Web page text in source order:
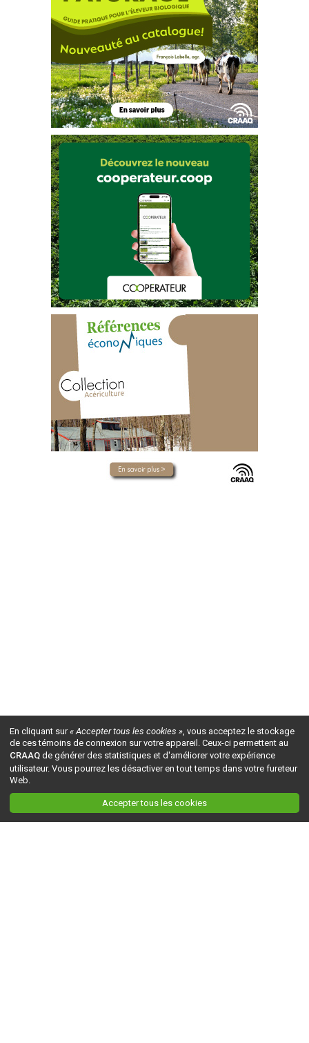
En cliquant sur« Accepter tous les cookies », vous acceptez le stockage
de ces témoins de connexion sur votre appareil. Ceux-ci permettent au
CRAAQ de générer des statistiques et d'améliorer votre expérience
utilisateur. Vous pourrez les désactiver en tout temps dans votre fureteur
Web.
Accepter tous les cookies